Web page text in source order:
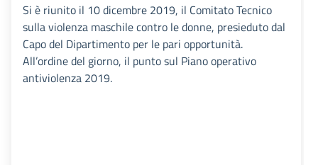
Si è riunito il 10 dicembre 2019, il Comitato Tecnico
sulla violenza maschile contro le donne, presieduto dal
Capo del Dipartimento per le pari opportunità.
All’ordine del giorno, il punto sul Piano operativo
antiviolenza 2019.